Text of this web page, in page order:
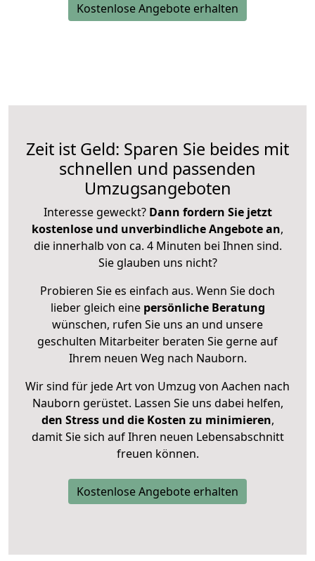
Kostenlose Angebote erhalten
Zeit ist Geld: Sparen Sie beides mit
schnellen und passenden
Umzugsangeboten
Interesse geweckt? Dann fordern Sie jetzt
kostenlose und unverbindliche Angebote an,
die innerhalb von ca. 4 Minuten bei Ihnen sind.
Sie glauben uns nicht?
Probieren Sie es einfach aus. Wenn Sie doch
lieber gleich eine persönliche Beratung
wünschen, rufen Sie uns an und unsere
geschulten Mitarbeiter beraten Sie gerne auf
Ihrem neuen Weg nach Nauborn.
Wir sind für jede Art von Umzug von Aachen nach
Nauborn gerüstet. Lassen Sie uns dabei helfen,
den Stress und die Kosten zu minimieren,
damit Sie sich auf Ihren neuen Lebensabschnitt
freuen können.
Kostenlose Angebote erhalten